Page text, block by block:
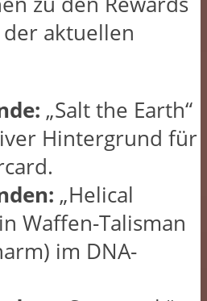
aktuellen
„Salt the Earth“
Hintergrund für
„Helical
Waffen-Talisman
im DNA-